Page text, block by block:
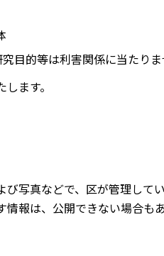
的等は利害関係に当たりま
ます。
写真などで、区が管理してい
報は、公開できない場合もあ